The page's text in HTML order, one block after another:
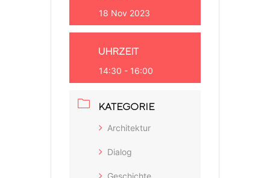
18 Nov 2023
UHRZEIT
14:30 - 16:00
KATEGORIE
Architektur
Dialog
Geschichte